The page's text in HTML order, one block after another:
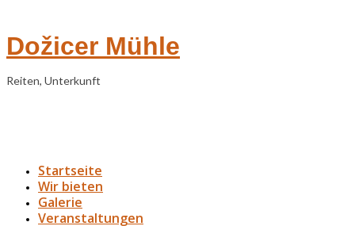
Dožicer Mühle
Reiten, Unterkunft
Startseite
Wir bieten
Galerie
Veranstaltungen